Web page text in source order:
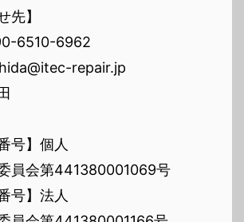
先】
6510-6962
repair.jp
号】個人
員会第441380001069号
号】法人